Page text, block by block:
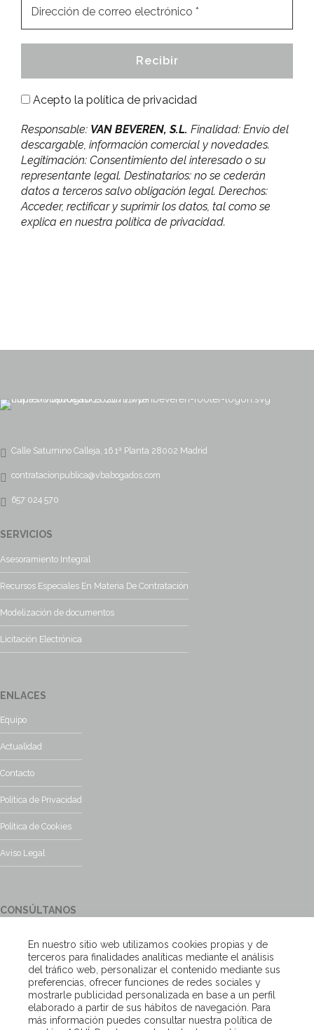
Acepto la política de privacidad
Responsable: VAN BEVEREN, S.L. Finalidad: Envío del
descargable, información comercial y novedades.
Legitimación: Consentimiento del interesado o su
representante legal. Destinatarios: no se cederán
datos a terceros salvo obligación legal. Derechos:
Acceder, rectificar y suprimir los datos, tal como se
explica en nuestra política de privacidad.
Calle Saturnino Calleja, 16 1ª Planta 28002 Madrid
contratacionpublica@vbabogados.com
657 024 570
SERVICIOS
Asesoramiento Integral
Recursos Especiales En Materia De Contratación
Modelización de documentos
Licitación Electrónica
ENLACES
Equipo
Actualidad
Contacto
Política de Privacidad
Política de Cookies
Aviso Legal
CONSÚLTANOS
encantados
Escríbenos
En nuestro sitio web utilizamos cookies propias y de
terceros para finalidades analíticas mediante el análisis
del tráfico web, personalizar el contenido mediante sus
preferencias, ofrecer funciones de redes sociales y
mostrarle publicidad personalizada en base a un perfil
elaborado a partir de sus hábitos de navegación. Para
más información puedes consultar nuestra política de